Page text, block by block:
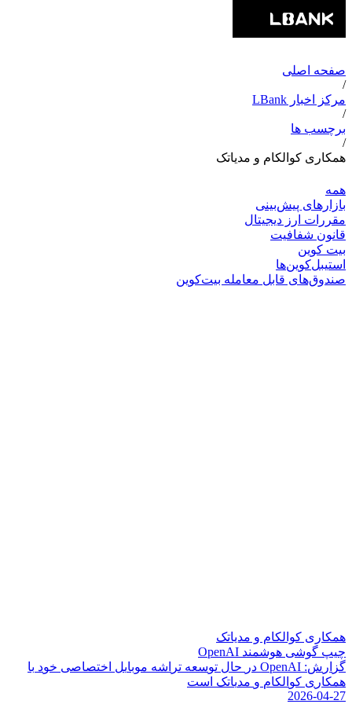
صفحه اصلی
/
مرکز اخبار LBank
/
برچسب ها
/
همکاری کوالکام و مدیاتک
همه
بازارهای پیش‌بینی
مقررات ارز دیجیتال
قانون شفافیت
بیت کوین
استیبل‌کوین‌ها
صندوق‌های قابل معامله بیت‌کوین
همکاری کوالکام و مدیاتک
چیپ گوشی هوشمند OpenAI
گز ر ش:
OpenAI در حال توسعه تر شه موبایل ختصاصی خود با
همکار ی کو لکام و مدیاتک ست
2026-04-27